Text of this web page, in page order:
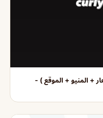
المنيو + الموقع ) -